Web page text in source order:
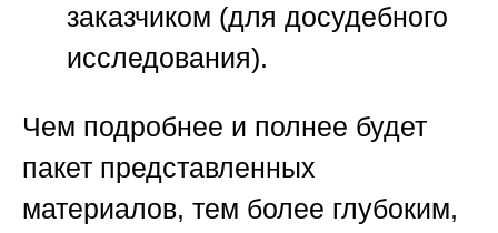
заказчиком (для досудебного
исследования).
Чем подробнее и полнее будет
пакет представленных
материалов, тем более глубоким,